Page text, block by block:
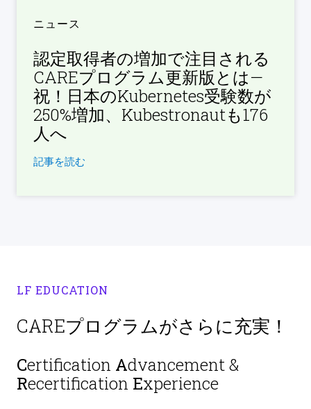
ニュース
認定取得者の増加で注目される
CAREプログラム更新版とは—
祝！日本のKubernetes受験数が
250%増加、Kubestronautも176
人へ
記事を読む
LF EDUCATION
CAREプログラムがさらに充実！
Certification Advancement &
Recertification Experience